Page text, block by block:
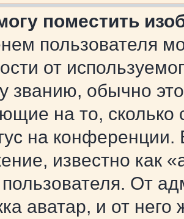
поместить
пользователя
от
званию, обычно это
на то,
на
известно как
От
аватар, и от него